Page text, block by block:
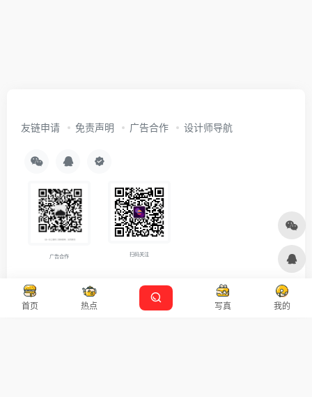
首页 热点 写真 我的
友链申请 免责声明 广告合作 设计师导航
广告合作 扫码关注
Copyright © 2026沪ICP备2021007899号-5 Designed by 设计资源